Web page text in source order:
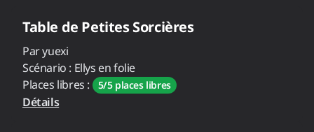
Table de Petites Sorcières
Paryuexi
Scénario : Ellys en folie
Places libres :
5/5 places libres
Détails